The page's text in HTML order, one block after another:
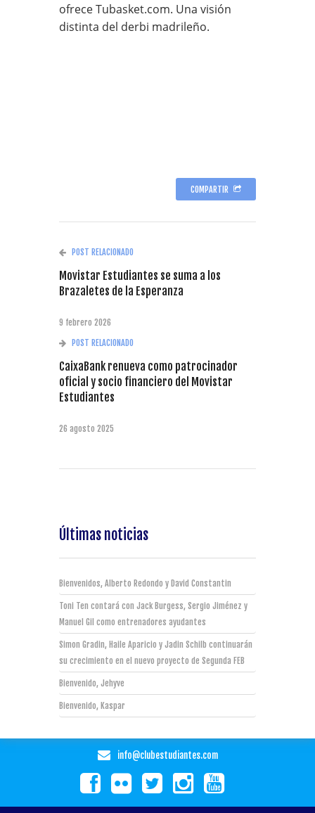
ofrece Tubasket.com. Una visión
distinta del derbi madrileño.
COMPARTIR
POST RELACIONADO
Movistar Estudiantes se suma a los
Brazaletes de la Esperanza
9 febrero 2026
POST RELACIONADO
CaixaBank renueva como patrocinador
oficial y socio financiero del Movistar
Estudiantes
26 agosto 2025
Últimas noticias
Bienvenidos, Alberto Redondo y David Constantin
Toni Ten contará con Jack Burgess, Sergio Jiménez y
Manuel Gil como entrenadores ayudantes
Simon Gradin, Haile Aparicio y Jadin Schilb continuarán
su crecimiento en el nuevo proyecto de Segunda FEB
Bienvenido, Jehyve
Bienvenido, Kaspar
info@clubestudiantes.com